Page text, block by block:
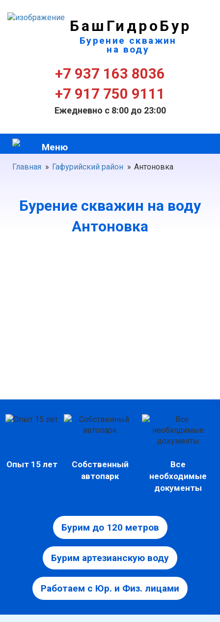
БашГидроБур
Бурение скважин
на воду
+7 937 163 8036
+7 917 750 9111
Ежедневно с 8:00 до 23:00
Меню
Главная » Гафурийский район » Антоновка
Бурение скважин на воду
Антоновка
Опыт 15 лет
Собственный
автопарк
Все
необходимые
документы
Бурим до 120 метров
Бурим артезианскую воду
Работаем с Юр. и Физ. лицами